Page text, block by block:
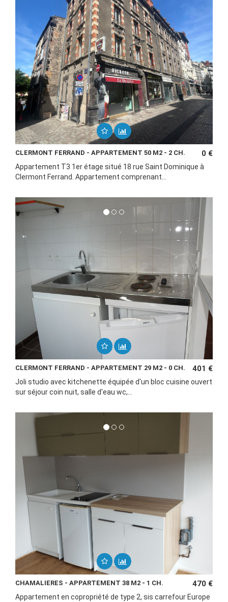
CLERMONT FERRAND - APPARTEMENT 50 M2 - 2 CH. 0 €
Appartement T3 1er étage situé 18 rue Saint Dominique à
Clermont Ferrand. Appartement comprenant...
CLERMONT FERRAND - APPARTEMENT 29 M2 - 0 CH. 401 €
Joli studio avec kitchenette équipée d'un bloc cuisine ouvert
sur séjour coin nuit, salle d'eau wc,...
CHAMALIERES - APPARTEMENT 38 M2 - 1 CH. 470 €
Appartement en copropriété de type 2, sis carrefour Europe